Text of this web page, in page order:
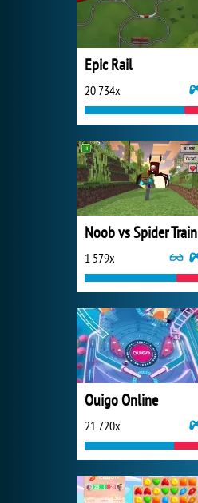
Epic Rail
20 734x
Noob vs Spider Train
1 579x
Ouigo Online
21 720x